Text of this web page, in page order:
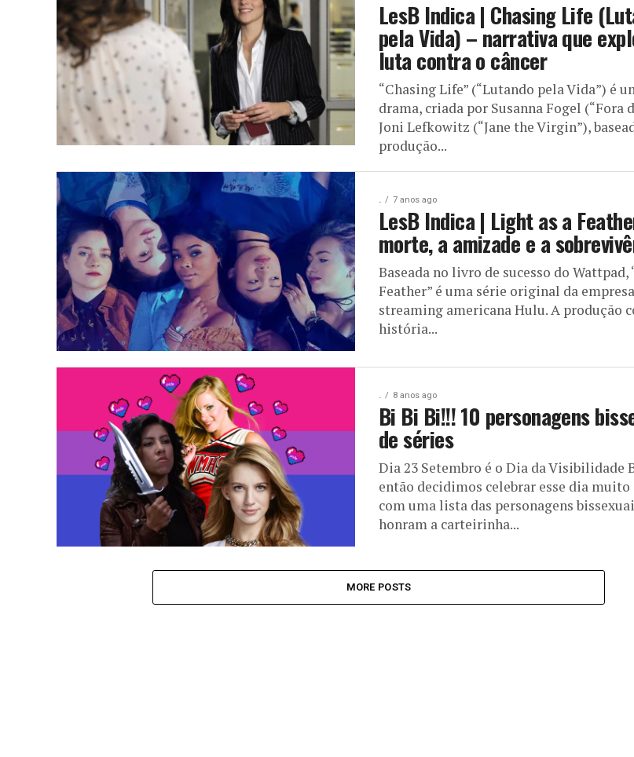
LesB Indica | Chasing Life
pela Vida) – narrativa que
luta contra o câncer
“Chasing Life” (“Lutando pela Vida”) é
drama, criada por Susanna Fogel (“Fora
Joni Lefkowitz (“Jane the Virgin”),
produção...
. 7 anos ago
LesB Indica | Light as a
morte, a amizade e a
Baseada no livro de sucesso do Wattpad,
Feather” é uma série original da
streaming americana Hulu. A produção
história...
. 8 anos ago
Bi Bi Bi!!! 10 personagens
de séries
Dia 23 Setembro é o Dia da Visibilidade
então decidimos celebrar esse dia muito
com uma lista das personagens
honram a carteirinha...
MORE POSTS